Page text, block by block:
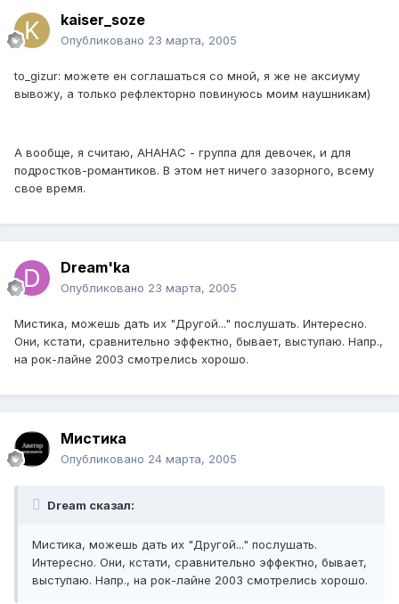
kaiser_soze
Опубликовано 23 марта, 2005
to_gizur: можете ен соглашаться со мной, я же не аксиуму
вывожу, а только рефлекторно повинуюсь моим наушникам)
А вообще, я считаю, АНАНАС - группа для девочек, и для
подростков-романтиков. В этом нет ничего зазорного, всему
свое время.
Dream'ka
Опубликовано 23 марта, 2005
Мистика, можешь дать их "Другой..." послушать. Интересно.
Они, кстати, сравнительно эффектно, бывает, выступаю. Напр.,
на рок-лайне 2003 смотрелись хорошо.
Мистика
Опубликовано 24 марта, 2005
Dream сказал:
Мистика, можешь дать их "Другой..." послушать.
Интересно. Они, кстати, сравнительно эффектно, бывает,
выступаю. Напр., на рок-лайне 2003 смотрелись хорошо.